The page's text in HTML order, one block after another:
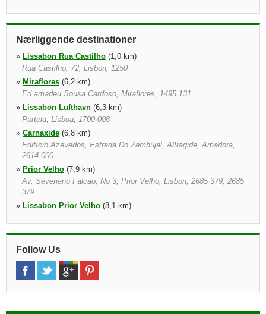
Nærliggende destinationer
» Lissabon Rua Castilho (1,0 km)
Rua Castilho, 72, Lisbon, 1250
» Miraflores (6,2 km)
Ed.amadeu Sousa Cardoso, Miraflores, 1495 131
» Lissabon Lufthavn (6,3 km)
Portela, Lisboa, 1700 008
» Carnaxide (6,8 km)
Edifício Azevedos, Estrada Do Zambujal, Alfragide, Amadora,
2614 000
» Prior Velho (7,9 km)
Av. Severiano Falcao, No 3, Prior Velho, Lisbon, 2685 379, 2685
379
» Lissabon Prior Velho (8,1 km)
»Odivelas(8,6 km)
221
»Oeiras(12,5 km)
Oeiras Tagus Park, Núcleo Central Loja Nº 138, Oeiras, 2740 122
Follow Us